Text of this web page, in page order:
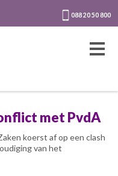
088 20 50 800
met PvdA
koerst af op een clash
van het